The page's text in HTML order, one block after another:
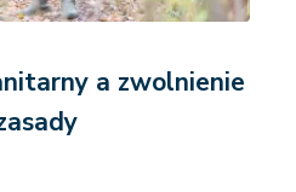
a zwolnienie